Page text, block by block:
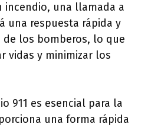
incendio, una llamada a
una respuesta rápida y
los bomberos, lo que
vidas y minimizar los
911 es esencial para la
una forma rápida